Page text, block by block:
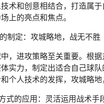
术和创意相结合，打造属
上的亮点和焦点。
制定：攻城略地，战无不胜
，进攻策略至关重要。根
实力，制定出适合自己球
个人技术的发挥，攻城略地
式的应用：灵活运用战术手